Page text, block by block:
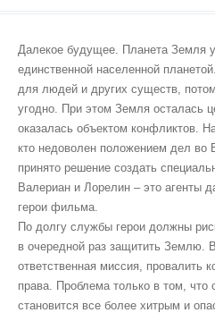
Далекое будущее. Планета Земля
единственной населенной
для людей и других существ,
угодно. При этом Земля осталась
оказалась объектом конфликтов.
кто недоволен положением дел во
принято решение создать
Валериан и Лорелин – это агенты
герои фильма.
По долгу службы герои должны
в очередной раз защитить Землю.
ответственная миссия, провалить
права. Проблема только в том, что
становится все более хитрым и